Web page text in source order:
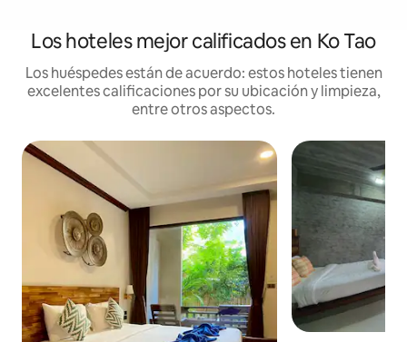
Los hoteles mejor calificados en Ko Tao
Los huéspedes están de acuerdo: estos hoteles tienen
excelentes calificaciones por su ubicación y limpieza,
entre otros aspectos.